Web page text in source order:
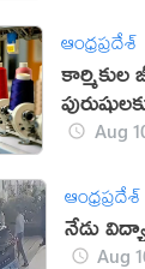
ఆంధ్రప్రదేశ్
Aug
ఆంధ్రప్రదేశ్
నేడు
Aug